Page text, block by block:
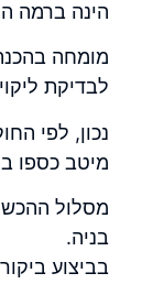
הינה ברמה
מומחה
לבדיקת
נכון, לפי
מיטב כספו
מסלול
בניה.
בביצוע